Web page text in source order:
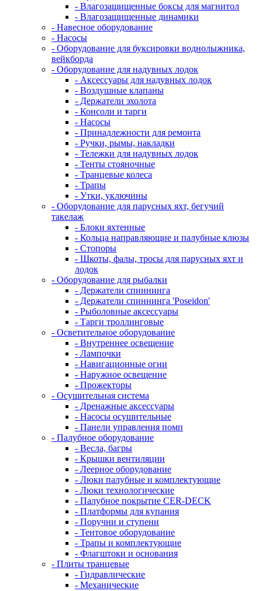
- Влагозащищенные боксы для магнитол
- Влагозащищенные динамики
- Навесное оборудование
- Насосы
- Оборудование для буксировки воднолыжника,
вейкборда
- Оборудование для надувных лодок
- Аксессуары для надувных лодок
- Воздушные клапаны
- Держатели эхолота
- Консоли и тарги
- Насосы
- Принадлежности для ремонта
- Ручки, рымы, накладки
- Тележки для надувных лодок
- Тенты стояночные
- Транцевые колеса
- Трапы
- Утки, уключины
- Оборудование для парусных яхт, бегучий
такелаж
- Блоки яхтенные
- Кольца направляющие и палубные клюзы
- Стопоры
- Шкоты, фалы, тросы для парусных яхт и
лодок
- Оборудование для рыбалки
- Держатели спиннинга
- Держатели спиннинга 'Poseidon'
- Рыболовные аксессуары
- Тарги троллинговые
- Осветительное оборудование
- Внутреннее освещение
- Лампочки
- Навигационные огни
- Наружное освещение
- Прожекторы
- Осушительная система
- Дренажные аксессуары
- Насосы осушительные
- Панели управления помп
- Палубное оборудование
- Весла, багры
- Крышки вентиляции
- Леерное оборудование
- Люки палубные и комплектующие
- Люки технологические
- Палубное покрытие CER-DECK
- Платформы для купания
- Поручни и ступени
- Тентовое оборудование
- Трапы и комплектующие
- Флагштоки и основания
- Плиты транцевые
- Гидравлические
- Механические